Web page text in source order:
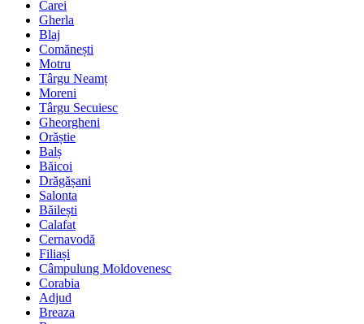
Carei
Gherla
Blaj
Comănești
Motru
Târgu Neamț
Moreni
Târgu Secuiesc
Gheorgheni
Orăștie
Balș
Băicoi
Drăgășani
Salonta
Băilești
Calafat
Cernavodă
Filiași
Câmpulung Moldovenesc
Corabia
Adjud
Breaza